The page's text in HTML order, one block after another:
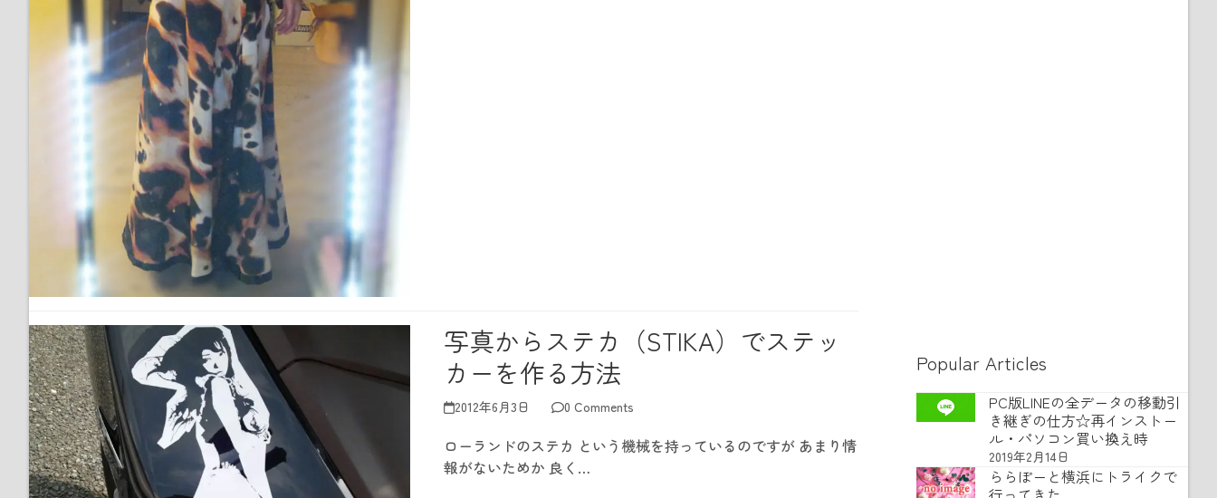
写真からステカ（STIKA）でステッ
カーを作る方法
2012年6月3日 0 Comments
ローランドのステカ という機械を持っているのですが あまり情
報がないためか 良く…
Popular Articles
PC版LINEの全データの移動引
き継ぎの仕方☆再インストー
ル・パソコン買い換え時
2019年2月14日
ららぽーと横浜にトライクで